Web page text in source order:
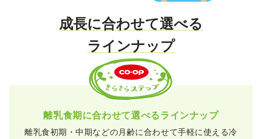
成長に合わせて選べる
ラインナップ
離乳食期に合わせて選べるラインナップ
離乳食初期・中期などの月齢に合わせて手軽に使える冷